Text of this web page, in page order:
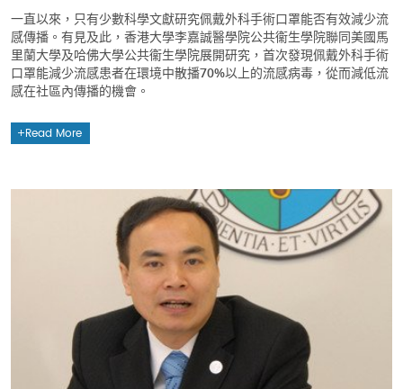
一直以來，只有少數科學文獻研究佩戴外科手術口罩能否有效減少流
感傳播。有見及此，香港大學李嘉誠醫學院公共衞生學院聯同美國馬
里蘭大學及哈佛大學公共衞生學院展開研究，首次發現佩戴外科手術
口罩能減少流感患者在環境中散播70%以上的流感病毒，從而減低流
感在社區內傳播的機會。
Read More